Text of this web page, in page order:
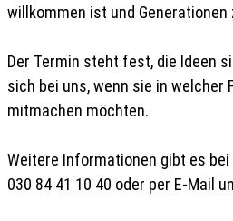
willkommen ist und Generationen
Der Termin steht fest, die Ideen
sich bei uns, wenn sie in welcher
mitmachen möchten.
Weitere Informationen gibt es
030 84 41 10 40 oder per E-Mail